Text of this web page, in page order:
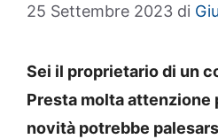
25 Settembre 2023 di
Sei il proprietario di un
Presta molta attenzione
novità potrebbe